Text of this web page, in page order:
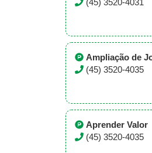
(45) 3520-4031
Ampliação de
(45) 3520-4035
Aprender Valor
(45) 3520-4035